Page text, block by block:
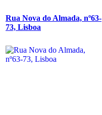
Rua Nova do Almada, nº63-
73, Lisboa